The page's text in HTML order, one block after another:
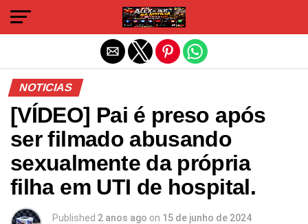
NOTICIAS
[VÍDEO] Pai é preso após
ser filmado abusando
sexualmente da própria
filha em UTI de hospital.
Published 2 anos ago on 15 de junho de 2024
Sair da versão mobile